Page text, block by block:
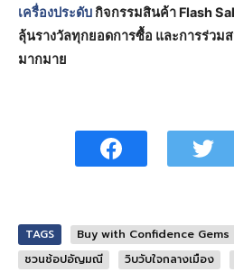
เครื่องประดับ กิจกรรมสินค้า Flash
ลุ้นรางวัลทุกยอดการซื้อ และการร่วม
มากมาย
TAGS Buy with Confidence
ชวนช้อปอัญมณี
วิบวับใจกลางเมือง